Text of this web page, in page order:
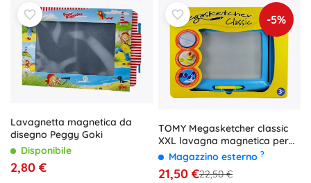
Lavagnetta magnetica da
disegno Peggy Goki
Disponibile
2,80 €
-5%
TOMY Megasketcher classic
XXL lavagna magnetica per
disegnare
Magazzino esterno ?
21,50 €22,50 €